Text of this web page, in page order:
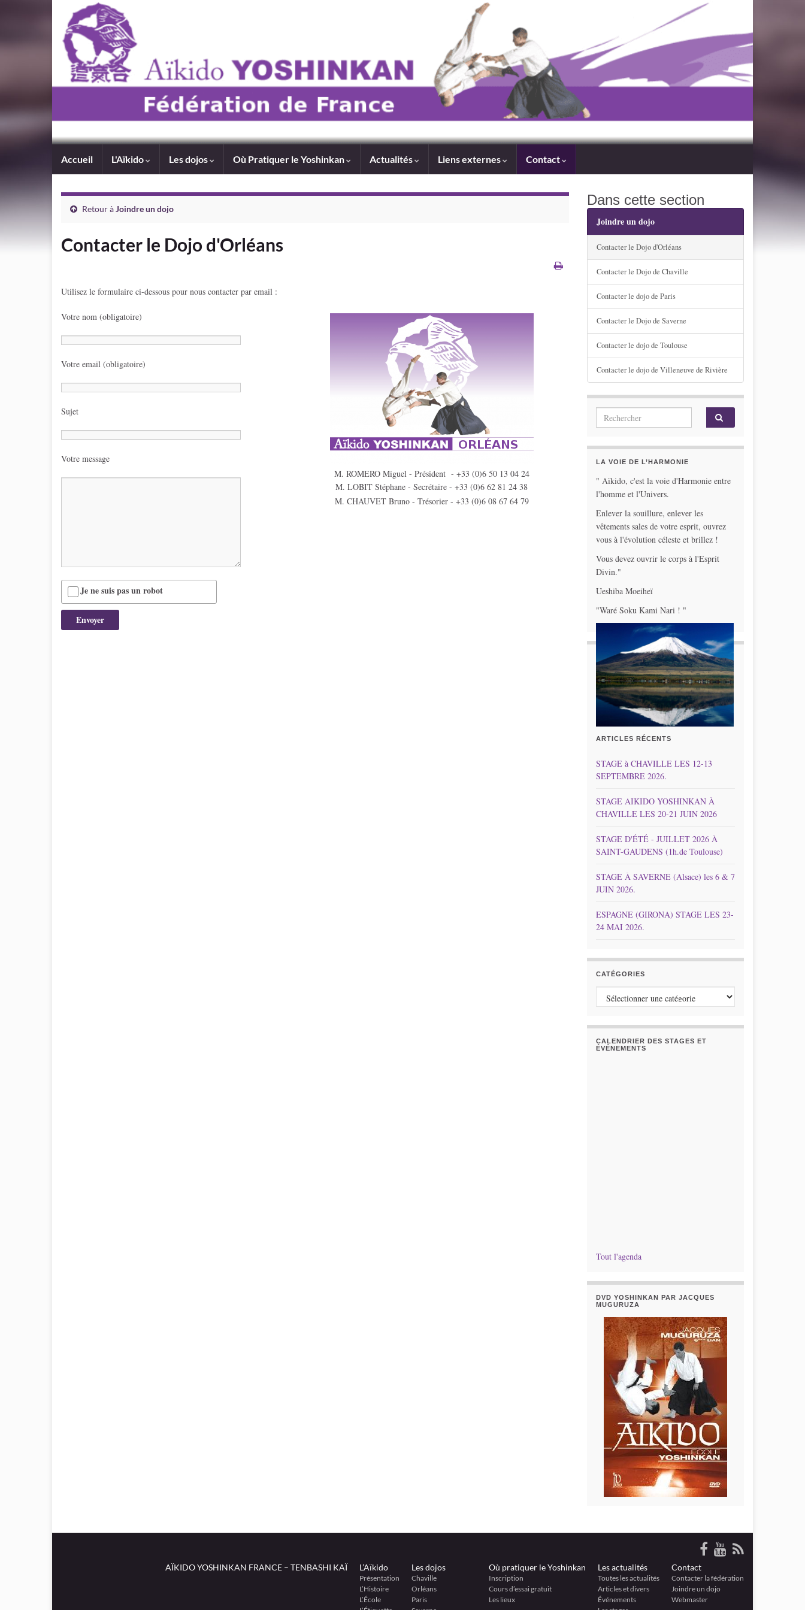
Accueil L'Aïkido Les dojos Où Pratiquer le Yoshinkan Actualités Liens externes Contact
Retour àJoindre un dojo
Contacter le Dojo d'Orléans
Utilisez le formulaire ci-dessous pour nous contacter par email :
Votre nom (obligatoire)
Votre email (obligatoire)
Sujet
Votre message
Je ne suis pas un robot
M. ROMERO Miguel - Président - +33 (0)6 50 13 04 24
M. LOBIT Stéphane - Secrétaire - +33 (0)6 62 81 24 38
M. CHAUVET Bruno - Trésorier - +33 (0)6 08 67 64 79
Dans cette section
Joindre un dojo
Contacter le Dojo d'Orléans
Contacter le Dojo de Chaville
Contacter le dojo de Paris
Contacter le Dojo de Saverne
Contacter le dojo de Toulouse
Contacter le dojo de Villeneuve de Rivière
Search for:
LA VOIE DE L’HARMONIE
" Aïkido, c'est la voie d'Harmonie entre
l'homme et l'Univers.
Enlever la souillure, enlever les
vêtements sales de votre esprit, ouvrez
vous à l'évolution céleste et brillez !
Vous devez ouvrir le corps à l'Esprit
Divin."
Ueshiba Moeiheï
"Waré Soku Kami Nari ! "
ARTICLES RÉCENTS
STAGE à CHAVILLE LES 12-13
SEPTEMBRE 2026.
STAGE AIKIDO YOSHINKAN À
CHAVILLE LES 20-21 JUIN 2026
STAGE D'ÉTÉ - JUILLET 2026 À
SAINT-GAUDENS (1h.de Toulouse)
STAGE À SAVERNE (Alsace) les 6 & 7
JUIN 2026.
ESPAGNE (GIRONA) STAGE LES 23-
24 MAI 2026.
CATÉGORIES
Catégories
CALENDRIER DES STAGES ET
ÉVÉNEMENTS
Tout l'agenda
DVD YOSHINKAN PAR JACQUES
MUGURUZA
AÏKIDO YOSHINKAN FRANCE – TENBASHI KAÏ L’Aïkido
Présentation
L’Histoire
L’École
Les dojos
Chaville
Orléans
Paris
Où pratiquer le Yoshinkan
Inscription
Cours d’essai gratuit
Les lieux
Les actualités
Toutes les actualités
Articles et divers
Événements
Contact
Contacter la fédération
Joindre un dojo
Webmaster